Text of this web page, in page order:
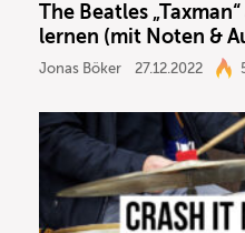
The Beatles
lernen (mit Noten &
Jonas Böker 27.12.2022